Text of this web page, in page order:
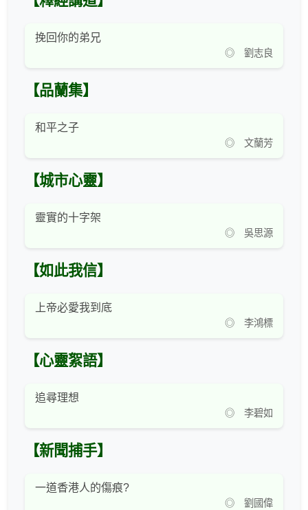
挽回你的弟兄
◎ 劉志良
【品蘭集】
和平之子
◎ 文蘭芳
【城市心靈】
靈實的十字架
◎ 吳思源
【如此我信】
上帝必愛我到底
◎ 李鴻標
【心靈絮語】
追尋理想
◎ 李碧如
【新聞捕手】
一道香港人的傷痕?
◎ 劉國偉